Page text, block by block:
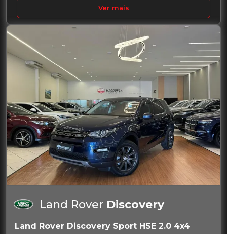
Ver mais
Land Rover Discovery
Land Rover Discovery Sport HSE 2.0 4x4